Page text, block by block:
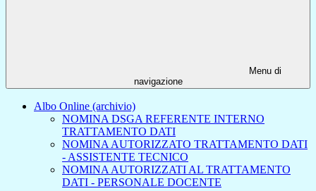
Menu di
navigazione
Albo Online (archivio)
NOMINA DSGA REFERENTE INTERNO
TRATTAMENTO DATI
NOMINA AUTORIZZATO TRATTAMENTO DATI
- ASSISTENTE TECNICO
NOMINA AUTORIZZATI AL TRATTAMENTO
DATI - PERSONALE DOCENTE